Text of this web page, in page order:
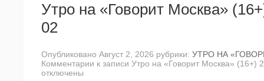
Утро на «Говорит Москва»
02
Опубликовано Август 2, 2026 рубрики: УТРО НА
Комментарии к записи Утро на «Говорит Москва» (16+)
отключены